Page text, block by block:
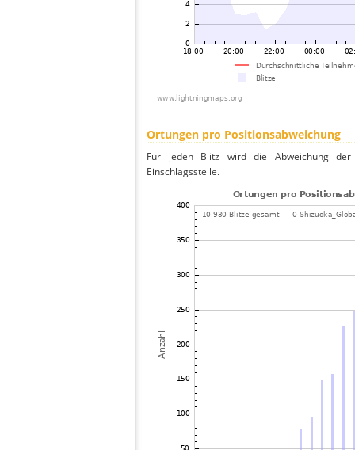
Ortungen pro Positionsabweichung
Für jeden Blitz wird die Abweichung
Einschlagsstelle.